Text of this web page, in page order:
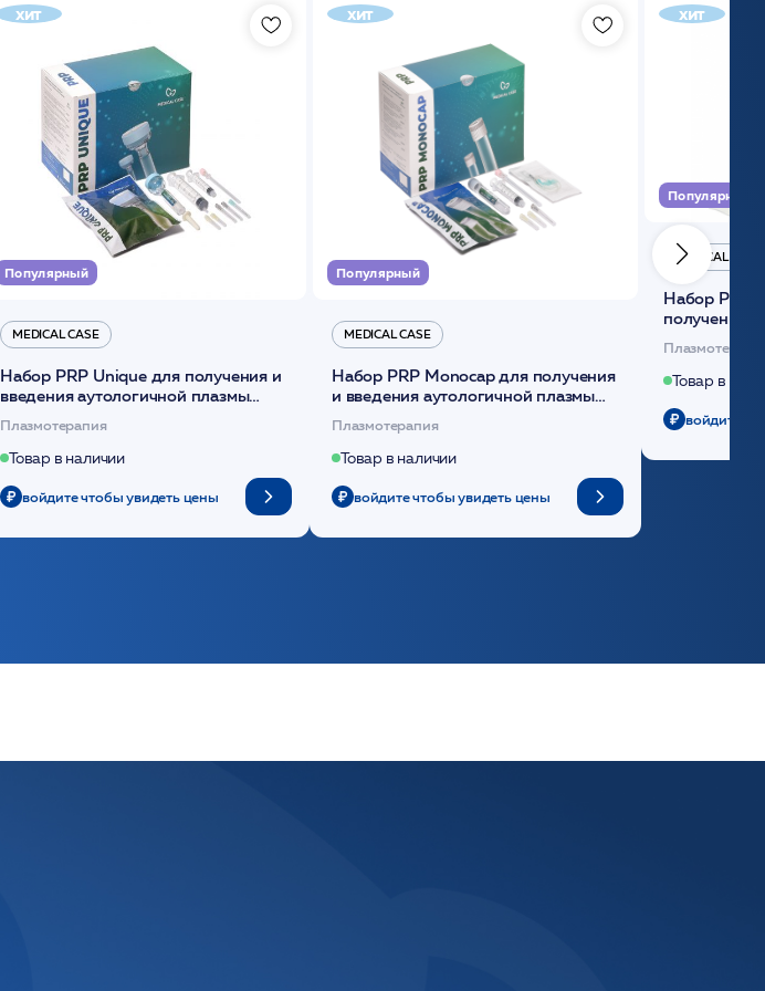
хит
Популярный
MEDICAL CASE
Набор PRP Unique для получения и
введения аутологичной плазмы
(саше 1шт)/Medical Case
Плазмотерапия
Товар в наличии
войдите чтобы увидеть цены
хит
Популярный
MEDICAL CASE
Набор PRP Monocap для получения
и введения аутологичной плазмы
(саше 1шт)/Medical Case
Плазмотерапия
Товар в наличии
войдите чтобы увидеть цены
хит
Популярный
MEDICAL CASE
Набор Plasmoactive Стандарт для
получения
плазмы
Товар в
войдите